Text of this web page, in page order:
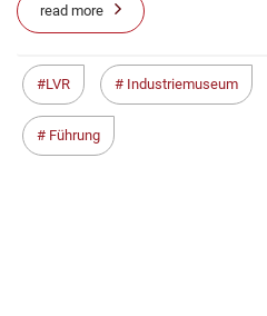
read more
LVR Industriemuseum
Führung